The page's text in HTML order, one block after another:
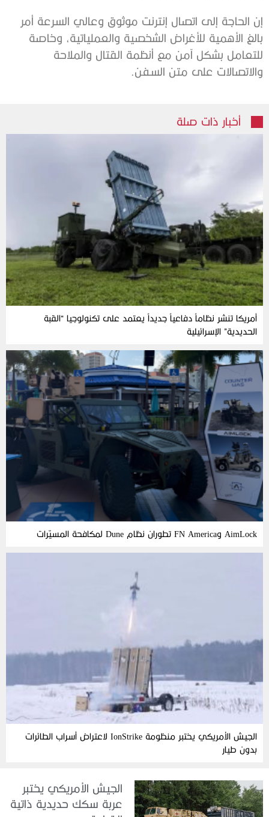
إن الحاجة إلى اتصال إنترنت موثوق وعالي السرعة أمر
بالغ الأهمية للأغراض الشخصية والعملياتية، وخاصة
للتعامل بشكل آمن مع أنظمة القتال والملاحة
والاتصالات على متن السفن.
أخبار ذات صلة
أمريكا تنشر نظاماً دفاعياً جديداً يعتمد على تكنولوجيا “القبة
الحديدية” الإسرائيلية
AimLock وFN America تطوران نظام Dune لمكافحة المسيّرات
الجيش الأمريكي يختبر منظومة IonStrike لاعتراض أسراب الطائرات
بدون طيار
الجيش الأمريكي يختبر
عربة سكك حديدية ذاتية